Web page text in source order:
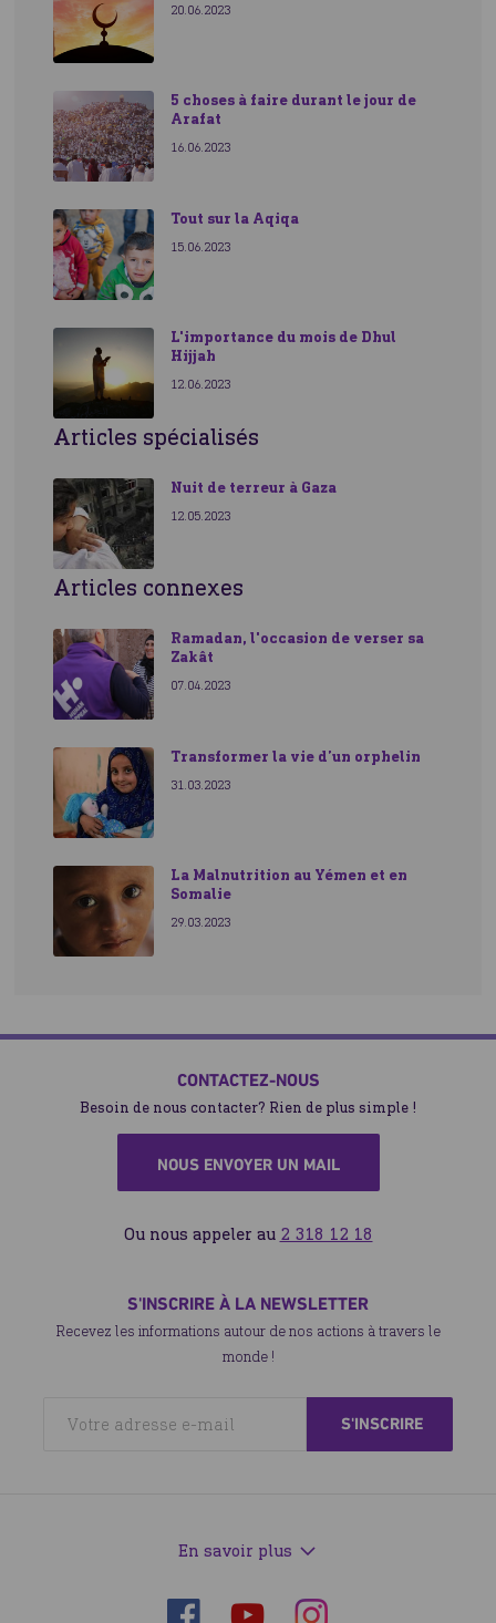
20.06.2023
5 choses à faire durant le jour de
Arafat
16.06.2023
Tout sur la Aqiqa
15.06.2023
L'importance du mois de Dhul
Hijjah
12.06.2023
Articles spécialisés
Nuit de terreur à Gaza
12.05.2023
Articles connexes
Ramadan, l'occasion de verser sa
Zakât
07.04.2023
Transformer la vie d’un orphelin
31.03.2023
La Malnutrition au Yémen et en
Somalie
29.03.2023
CONTACTEZ-NOUS
Besoin de nous contacter? Rien de plus simple !
NOUS ENVOYER UN MAIL
Ou nous appeler au 2 318 12 18
S'INSCRIRE À LA NEWSLETTER
Recevez les informations autour de nos actions à travers le
monde !
En savoir plus
Suivez- Suivez- Suivez-